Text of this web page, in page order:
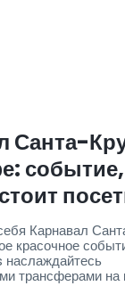
Санта-
событие,
Карнавал
красочное
трансферами на